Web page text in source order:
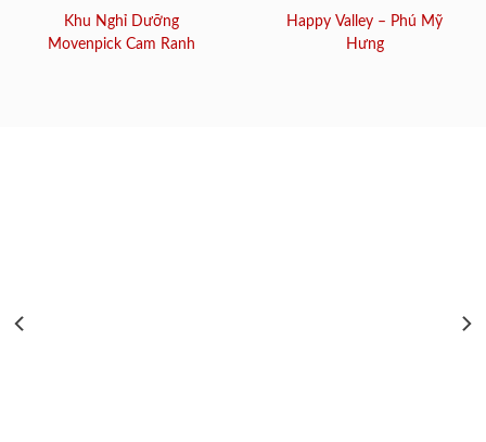
Khu Nghỉ Dưỡng
Movenpick Cam Ranh
Happy Valley – Phú Mỹ
Hưng